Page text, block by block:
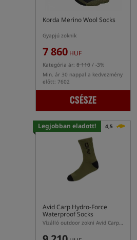
Korda Merino Wool Socks
Gyapjú zoknik
7 860 HUF
Kategória ár: 8 110 / -3%
Min. ár 30 nappal a kedvezmény
előtt: 7602
CSÉSZE
Legjobban eladott! 4,5
Avid Carp Hydro-Force
Waterproof Socks
Vízálló outdoor zokni Avid Carp Hydro-Force